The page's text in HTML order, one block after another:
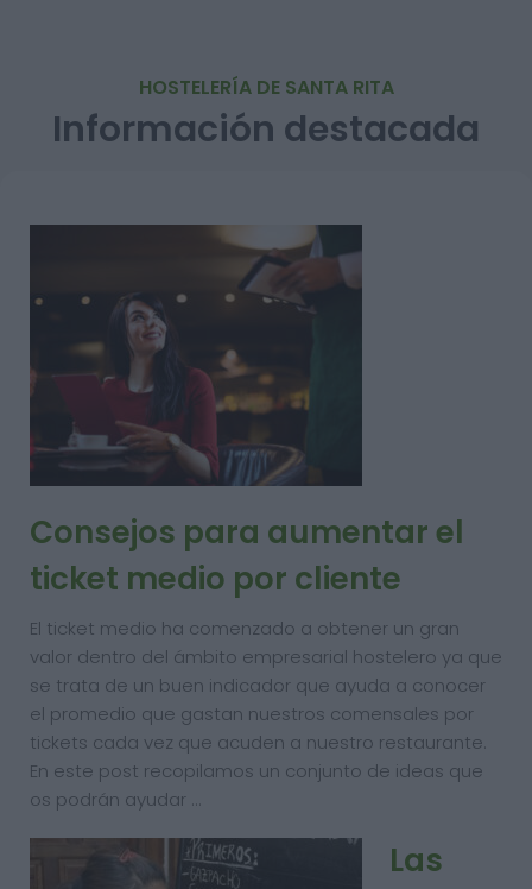
HOSTELERÍA DE SANTA RITA
Información destacada
Consejos para aumentar el
ticket medio por cliente
El ticket medio ha comenzado a obtener un gran
valor dentro del ámbito empresarial hostelero ya que
se trata de un buen indicador que ayuda a conocer
el promedio que gastan nuestros comensales por
tickets cada vez que acuden a nuestro restaurante.
En este post recopilamos un conjunto de ideas que
os podrán ayudar …
Las